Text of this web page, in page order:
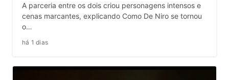
A parceria entre os dois criou personagens intensos e
cenas marcantes, explicando Como De Niro se tornou
o…
há 1 dias